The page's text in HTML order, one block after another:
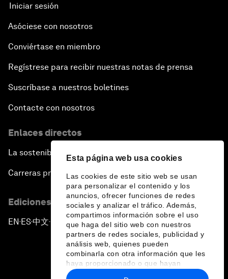
Esta página web usa cookies
Las cookies de este sitio web se usan
para personalizar el contenido y los
anuncios, ofrecer funciones de redes
sociales y analizar el tráfico. Además,
compartimos información sobre el uso
que haga del sitio web con nuestros
partners de redes sociales, publicidad y
análisis web, quienes pueden
combinarla con otra información que les
haya proporcionado o que hayan
recopilado a partir del uso que haya
Iniciar sesión
Asóciese con nosotros
Conviértase en miembro
Regístrese para recibir nuestras notas de prensa
Suscríbase a nuestros boletines
Contacte con nosotros
Enlaces directos
La sostenibilidad en el Foro
Carreras profesionales
Ediciones en otros idiomas
EN ▪ES▪中文▪ 日本語